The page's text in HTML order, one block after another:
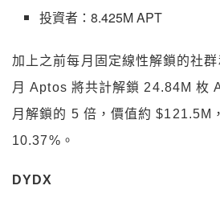
投資者：8.425M APT
加上之前每月固定線性解鎖的社
月 Aptos 將共計解鎖 24.84M 枚
月解鎖的 5 倍，價值約 $121.5M
10.37%。
DYDX